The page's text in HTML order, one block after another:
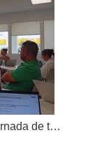
AKOE tanca el curs amb una jornada de treball compartit i dona la benvinguda a una nova cooperativa